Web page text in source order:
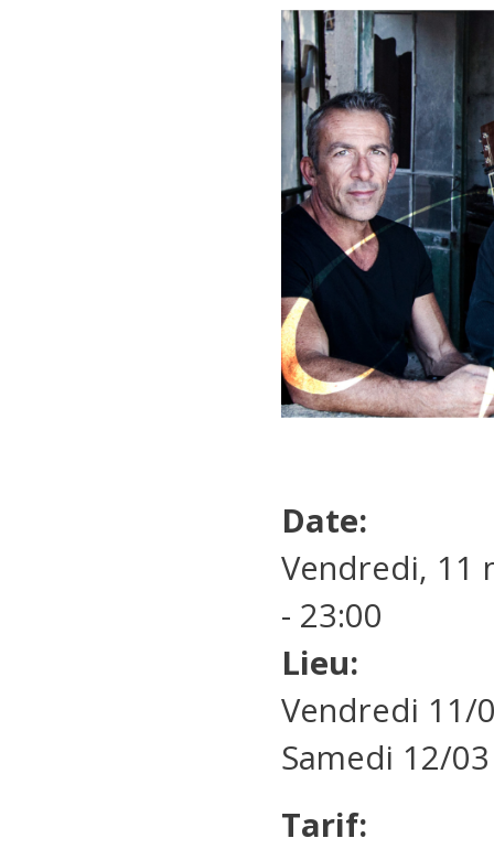
Capture d’écran
Date:
Vendredi, 11
- 23:00
Lieu:
Vendredi 11/
Samedi 12/
Tarif: